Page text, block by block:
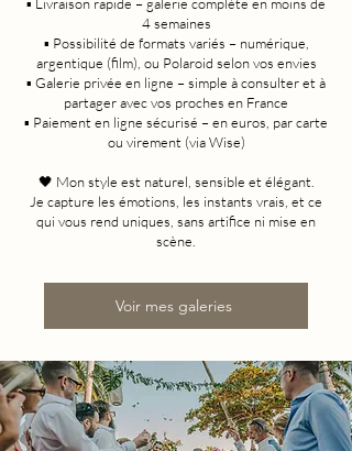
4 semaines
▪️ Possibilité de formats variés – numérique,
argentique (film), ou Polaroid selon vos envies
▪️ Galerie privée en ligne – simple à consulter et à
partager avec vos proches en France
▪️ Paiement en ligne sécurisé – en euros, par carte
ou virement (via Wise)
🖤 Mon style est naturel, sensible et élégant.
Je capture les émotions, les instants vrais, et ce
qui vous rend uniques, sans artifice ni mise en
scène.
Voir mes galeries